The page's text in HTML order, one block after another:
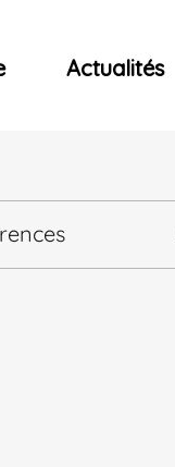
Actualités